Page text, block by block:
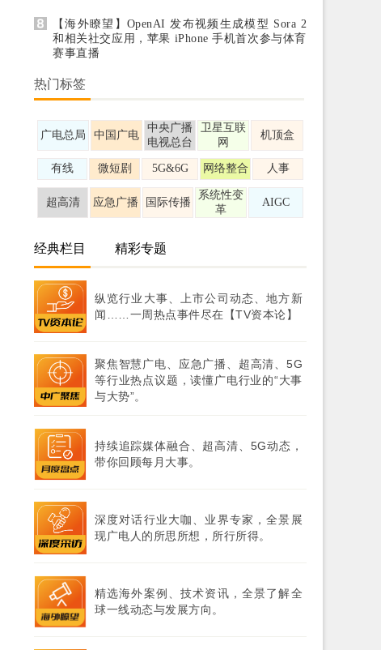
【海外瞭望】OpenAI 发布视频生成模型 Sora 2
和相关社交应用，苹果 iPhone 手机首次参与体育
赛事直播
热门标签
广电总局 中国广电
中央广播
电视总台
卫星互联
网
机顶盒
有线 微短剧 5G&6G 网络整合 人事
超高清 应急广播 国际传播
系统性变
革
AIGC
经典栏目 精彩专题
纵览行业大事、上市公司动态、地方新
闻……一周热点事件尽在【TV资本论】
聚焦智慧广电、应急广播、超高清、5G
等行业热点议题，读懂广电行业的“大事
与大势”。
持续追踪媒体融合、超高清、5G动态，
带你回顾每月大事。
深度对话行业大咖、业界专家，全景展
现广电人的所思所想，所行所得。
精选海外案例、技术资讯，全景了解全
球一线动态与发展方向。